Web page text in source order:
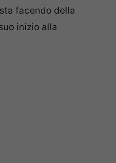
facendo della
inizio alla